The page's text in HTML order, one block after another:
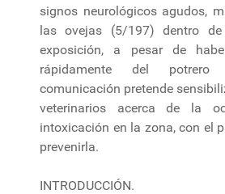
signos neurológicos agudos,
las ovejas (5/197) dentro
exposición, a pesar de
rápidamente del potrero
comunicación pretende
veterinarios acerca de la
intoxicación en la zona, con el
prevenirla.
INTRODUCCIÓN.